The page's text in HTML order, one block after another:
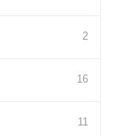
2
16
11